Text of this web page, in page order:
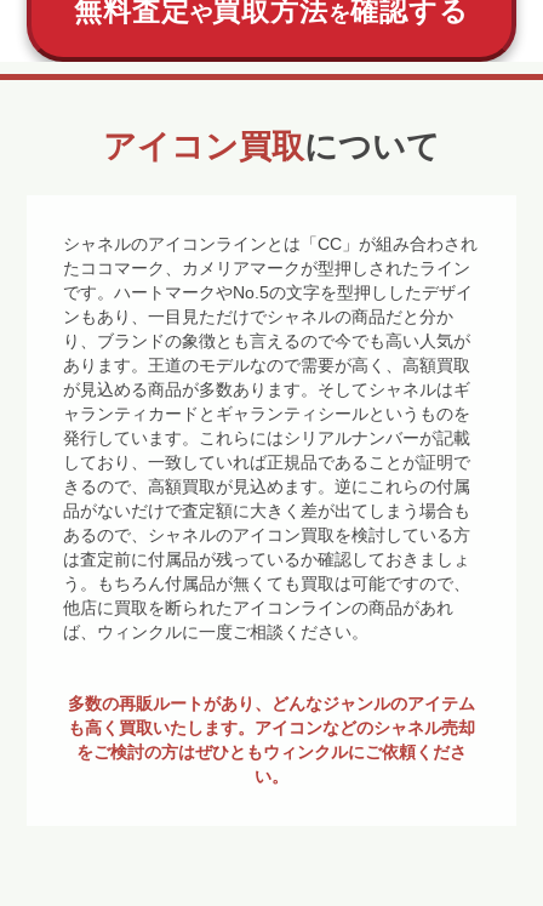
無料査定や買取方法を確認する
アイコン買取について
シャネルのアイコンラインとは「CC」が組み合わされ
たココマーク、カメリアマークが型押しされたライン
です。ハートマークやNo.5の文字を型押ししたデザイ
ンもあり、一目見ただけでシャネルの商品だと分か
り、ブランドの象徴とも言えるので今でも高い人気が
あります。王道のモデルなので需要が高く、高額買取
が見込める商品が多数あります。そしてシャネルはギ
ャランティカードとギャランティシールというものを
発行しています。これらにはシリアルナンバーが記載
しており、一致していれば正規品であることが証明で
きるので、高額買取が見込めます。逆にこれらの付属
品がないだけで査定額に大きく差が出てしまう場合も
あるので、シャネルのアイコン買取を検討している方
は査定前に付属品が残っているか確認しておきましょ
う。もちろん付属品が無くても買取は可能ですので、
他店に買取を断られたアイコンラインの商品があれ
ば、ウィンクルに一度ご相談ください。
多数の再販ルートがあり、どんなジャンルのアイテム
も高く買取いたします。アイコンなどのシャネル売却
をご検討の方はぜひともウィンクルにご依頼くださ
い。